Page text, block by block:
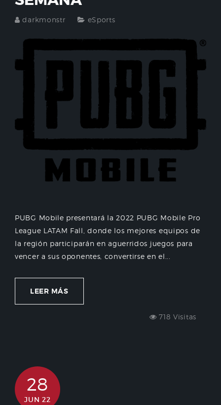
darkmonstr eSports
PUBG Mobile presentará la 2022 PUBG Mobile Pro
League LATAM Fall, donde los mejores equipos de
la región participarán en aguerridos juegos para
vencer a sus oponentes, convertirse en el...
LEER MÁS
718 Visitas
28
JUN 22